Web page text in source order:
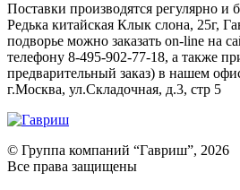
Поставки производятся регулярно и
Редька китайская Клык слона, 25г,
подворье можно заказать on-line на
телефону 8-495-902-77-18, а также
предварительный заказ) в нашем
г.Москва, ул.Складочная, д.3, стр 5
© Группа компаний “Гавриш”, 2026
Все права защищены